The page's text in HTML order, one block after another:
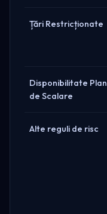
Țări Restricționate
Disponibilitate Plan
de Scalare
Alte reguli de risc